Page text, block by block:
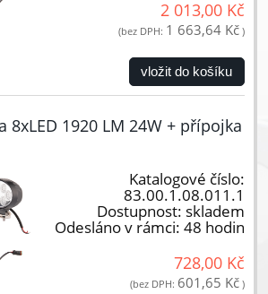
2 013,00 Kč
(bez DPH: 1 663,64 Kč )
vložit do košíku
8xLED 1920 LM 24W + přípojka
Katalogové číslo:
83.00.1.08.011.1
Dostupnost: skladem
Odesláno v rámci: 48 hodin
728,00 Kč
(bez DPH: 601,65 Kč )